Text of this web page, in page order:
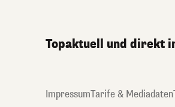
Topaktuell und direkt
ImpressumTarife & Mediadaten